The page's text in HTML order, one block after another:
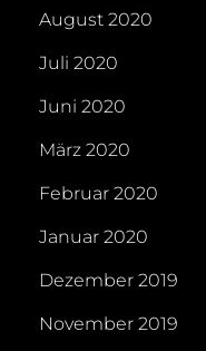
August 2020
Juli 2020
Juni 2020
März 2020
Februar 2020
Januar 2020
Dezember 2019
November 2019